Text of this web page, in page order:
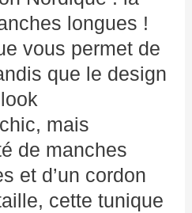
longues !
vous permet de
que le design
mais
de manches
et d’un cordon
cette tunique